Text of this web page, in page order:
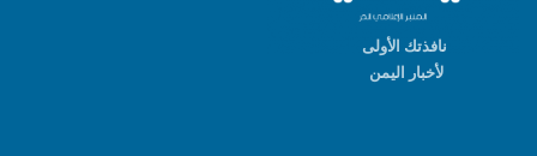
نافذتك الأولى
لأخبار اليمن